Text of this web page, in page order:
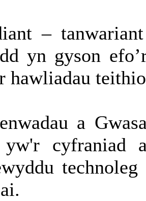
–
yn gyson
hawliadau
a
cyfraniad